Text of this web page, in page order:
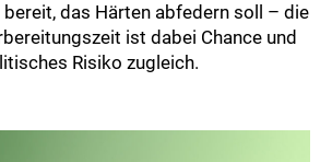
das Härten abfedern soll – die
ist dabei Chance und
Risiko zugleich.